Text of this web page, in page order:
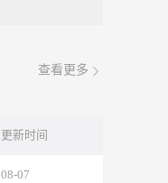
查看更多
更新时间
08-07